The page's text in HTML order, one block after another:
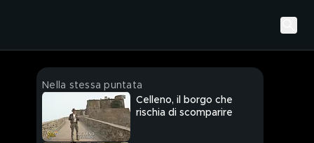
Nella stessa puntata
Celleno, il borgo che
rischia di scomparire